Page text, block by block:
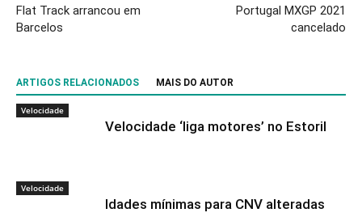
Flat Track arrancou em
Barcelos
Portugal MXGP 2021
cancelado
ARTIGOS RELACIONADOS MAIS DO AUTOR
Velocidade
Velocidade ‘liga motores’ no Estoril
Velocidade
Idades mínimas para CNV alteradas